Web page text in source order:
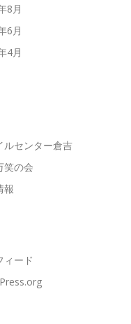
8月
6月
4月
ルセンター倉吉
笑の会
報
ィード